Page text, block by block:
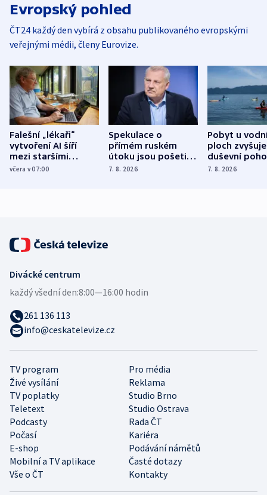
Evropský pohled
ČT24 každý den vybírá z obsahu publikovaného evropskými
veřejnými médii, členy Eurovize.
Falešní „lékaři“
vytvoření AI šíří
mezi staršími
Poláky nebezpečné
včera v 07:00
Spekulace o
přímém ruském
útoku jsou pošetilé,
míní estonský
7. 8. 2026
Pobyt u
ploch zvyšuje
duševní
ukázala
7. 8. 2026
TV program
Pro média
Živé vysílání
Reklama
TV poplatky
Studio Brno
Teletext
Studio Ostrava
Podcasty
Rada ČT
Počasí
Kariéra
E-shop
Podávání námětů
Mobilní a TV aplikace
Časté dotazy
Vše o ČT
Kontakty
Divácké centrum
každý všední den:8:00—16:00 hodin
261 136 113
info@ceskatelevize.cz